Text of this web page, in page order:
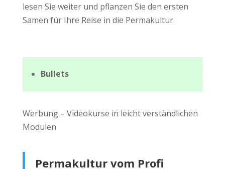
lesen Sie weiter und pflanzen Sie den ersten
Samen für Ihre Reise in die Permakultur.
Bullets
Werbung – Videokurse in leicht verständlichen
Modulen
Permakultur vom Profi